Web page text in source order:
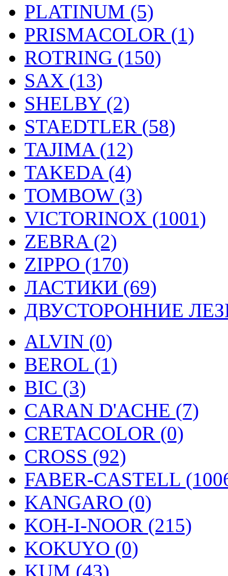
PLATINUM (5)
PRISMACOLOR (1)
ROTRING (150)
SAX (13)
SHELBY (2)
STAEDTLER (58)
TAJIMA (12)
TAKEDA (4)
TOMBOW (3)
VICTORINOX (1001)
ZEBRA (2)
ZIPPO (170)
ЛАСТИКИ (69)
ДВУСТОРОННИЕ
ALVIN (0)
BEROL (1)
BIC (3)
CARAN D'ACHE (7)
CRETACOLOR (0)
CROSS (92)
FABER-CASTELL
KANGARO (0)
KOH-I-NOOR (215)
KOKUYO (0)
KUM (43)